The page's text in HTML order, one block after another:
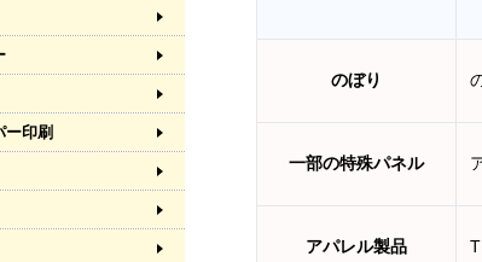
のぼり
一部の特殊パネル
アパレル製品
ー印刷